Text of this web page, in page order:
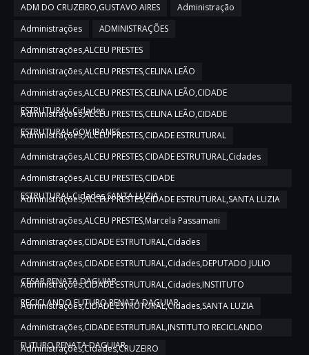
ADM DO CRUZEIRO,GUSTAVO AIRES
Administração
Administrações
ADMINISTRAÇÕES
Administrações,ALCEU PRESTES
Administrações,ALCEU PRESTES,CELINA LEÃO
Administrações,ALCEU PRESTES,CELINA LEÃO,CIDADE
ESTRUTURAL,Cidades
Administrações,ALCEU PRESTES,CELINA LEÃO,CIDADE
ESTRUTURAL,GOV IBANES
Administrações,ALCEU PRESTES,CIDADE ESTRUTURAL
Administrações,ALCEU PRESTES,CIDADE ESTRUTURAL,Cidades
Administrações,ALCEU PRESTES,CIDADE
ESTRUTURAL,Cidades,SANTA LUZIA
Administrações,ALCEU PRESTES,CIDADE ESTRUTURAL,SANTA LUZIA
Administrações,ALCEU PRESTES,Marcela Passamani
Administrações,CIDADE ESTRUTURAL,Cidades
Administrações,CIDADE ESTRUTURAL,Cidades,DEPUTADO JULIO
CESAR,RENATA DAGUIAR
Administrações,CIDADE ESTRUTURAL,Cidades,INSTITUTO
RECICLANDO FUTURO,RENATA DAGUIAR
Administrações,CIDADE ESTRUTURAL,Cidades,SANTA LUZIA
Administrações,CIDADE ESTRUTURAL,INSTITUTO RECICLANDO
FUTURO,RENATA DAGUIAR
Administrações,Cidades,CRUZEIRO